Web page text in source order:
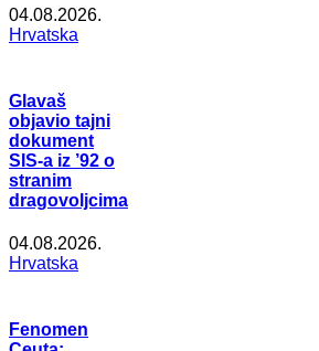
04.08.2026.
Hrvatska
Glavaš
objavio tajni
dokument
SIS-a iz ’92 o
stranim
dragovoljcima
04.08.2026.
Hrvatska
Fenomen